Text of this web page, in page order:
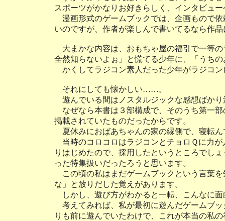
スポーツがかなりお好きらしく、インタビュ
漫画形式のゲームブックでは、企画もので
いのですが、作者が楽しんで書いてるなら作
大まかな内容は、おもちゃ屋の福引で一等
全然知らないよぉ」と慌てる少年に、「うち
かくしてラジコン素人だった少年がラジコ
それにしても懐かしい……。
遊んでいる間はノスタルジックな感想ばかり
なぜなら本書は３部構成で、そのうち第一
掲載されていたものだったからです。
夏休みにおばあちゃんの家の縁側で、寝転
当時のコロコロはラジコンとチョロＱに力
りはじめたので、採用したというところでし
った特集扱いだったろうと思います。
この頃の私はまだゲームブックという言葉
な」と放りだした覚えがあります。
しかし、遊び方がわかると一転、こんなに
考えてみれば、私が最初に遊んだゲームブ
りも前に遊んでいたわけで、これが本当の私